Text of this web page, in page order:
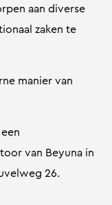
aan diverse
zaken te
manier van
van Beyuna in
26.